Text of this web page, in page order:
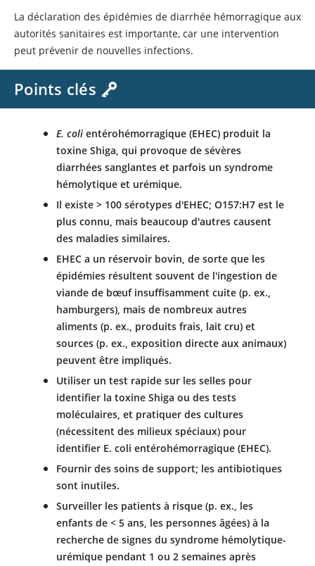
La déclaration des épidémies de diarrhée hémorragique aux
autorités sanitaires est importante, car une intervention
peut prévenir de nouvelles infections.
Points clés
E. coli entérohémorragique (EHEC) produit la
toxine Shiga, qui provoque de sévères
diarrhées sanglantes et parfois un syndrome
hémolytique et urémique.
Il existe > 100 sérotypes d'EHEC; O157:H7 est le
plus connu, mais beaucoup d'autres causent
des maladies similaires.
EHEC a un réservoir bovin, de sorte que les
épidémies résultent souvent de l'ingestion de
viande de bœuf insuffisamment cuite (p. ex.,
hamburgers), mais de nombreux autres
aliments (p. ex., produits frais, lait cru) et
sources (p. ex., exposition directe aux animaux)
peuvent être impliqués.
Utiliser un test rapide sur les selles pour
identifier la toxine Shiga ou des tests
moléculaires, et pratiquer des cultures
(nécessitent des milieux spéciaux) pour
identifier E. coli entérohémorragique (EHEC).
Fournir des soins de support; les antibiotiques
sont inutiles.
Surveiller les patients à risque (p. ex., les
enfants de < 5 ans, les personnes âgées) à la
recherche de signes du syndrome hémolytique-
urémique pendant 1 ou 2 semaines après